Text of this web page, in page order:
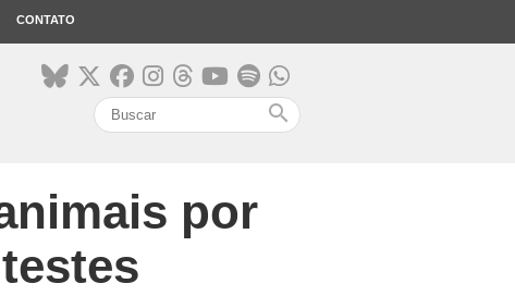
CONTATO
search
por